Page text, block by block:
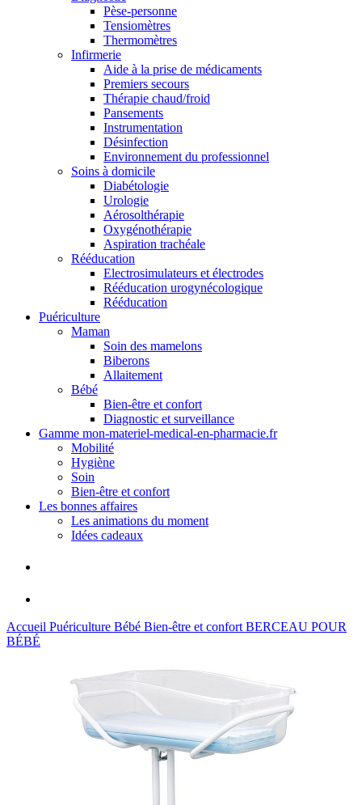
Pèse-personne
Tensiomètres
Thermomètres
Infirmerie
Aide à la prise de médicaments
Premiers secours
Thérapie chaud/froid
Pansements
Instrumentation
Désinfection
Environnement du professionnel
Soins à domicile
Diabétologie
Urologie
Aérosolthérapie
Oxygénothérapie
Aspiration trachéale
Rééducation
Electrosimulateurs et électrodes
Rééducation urogynécologique
Rééducation
Puériculture
Maman
Soin des mamelons
Biberons
Allaitement
Bébé
Bien-être et confort
Diagnostic et surveillance
Gamme mon-materiel-medical-en-pharmacie.fr
Mobilité
Hygiène
Soin
Bien-être et confort
Les bonnes affaires
Les animations du moment
Idées cadeaux
Accueil Puériculture Bébé Bien-être et confort BERCEAU POUR
BÉBÉ